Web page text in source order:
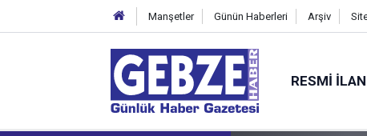
Manşetler Günün Haberleri Arşiv
RESMI